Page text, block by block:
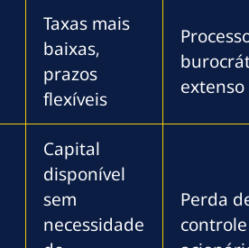
Taxas mais
baixas,
prazos
flexíveis
extenso
Capital
disponível
sem
necessidade
Perda
controle